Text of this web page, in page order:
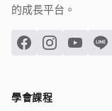
的成長平台。
學會課程